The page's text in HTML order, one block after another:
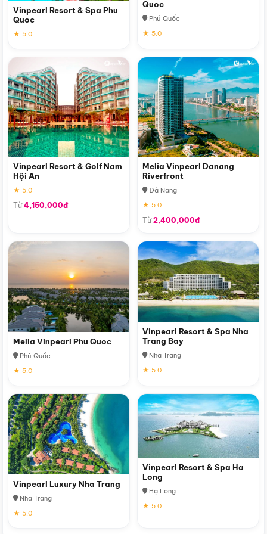
Vinpearl Resort & Spa Phu
Quoc
★ 5.0
Quoc
Phú Quốc
★ 5.0
Vinpearl Resort & Golf Nam
Hội An
★ 5.0
Từ4,150,000đ
Melia Vinpearl Danang
Riverfront
Đà Nẵng
★ 5.0
Từ2,400,000đ
Melia Vinpearl Phu Quoc
Phú Quốc
★ 5.0
Vinpearl Resort & Spa Nha
Trang Bay
Nha Trang
★ 5.0
Vinpearl Luxury Nha Trang
Nha Trang
★ 5.0
Vinpearl Resort & Spa Ha
Long
Hạ Long
★ 5.0